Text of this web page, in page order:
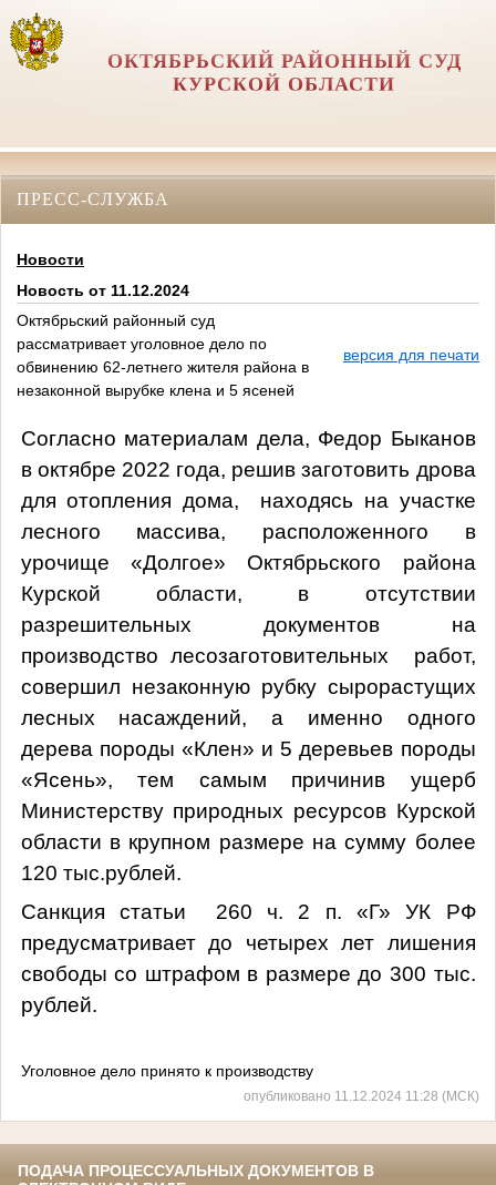
ОКТЯБРЬСКИЙ РАЙОННЫЙ СУД
КУРСКОЙ ОБЛАСТИ
ПРЕСС-СЛУЖБА
Новости
Новость от 11.12.2024
Октябрьский районный суд
рассматривает уголовное дело по
обвинению 62-летнего жителя района в
незаконной вырубке клена и 5 ясеней
версия для печати
Согласно материалам дела, Федор Быканов
в октябре 2022 года, решив заготовить дрова
для отопления дома,
находясь на участке
лесного массива, расположенного в
урочище «Долгое» Октябрьского района
Курской области, в отсутствии
разрешительных документов на
производство лесозаготовительных
работ,
совершил незаконную рубку сырорастущих
лесных насаждений, а именно одного
дерева породы «Клен» и 5 деревьев породы
«Ясень», тем самым причинив ущерб
Министерству природных ресурсов Курской
области в крупном размере на сумму более
120 тыс.рублей.
Санкция статьи
260 ч. 2 п. «Г» УК РФ
предусматривает до четырех лет лишения
свободы со штрафом в размере до 300 тыс.
рублей.
Уголовное дело принято к производству
опубликовано 11.12.2024 11:28 (МСК)
ПОДАЧА ПРОЦЕССУАЛЬНЫХ ДОКУМЕНТОВ В